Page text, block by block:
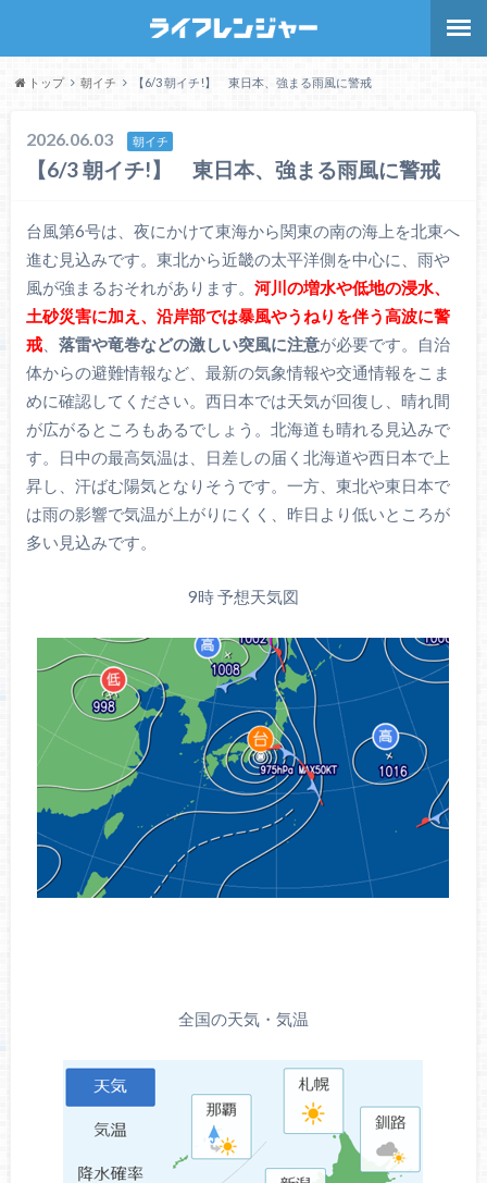
トップ 朝イチ 【6/3 朝イチ!】 東日本、強まる雨風に警戒
2026.06.03 朝イチ
【6/3 朝イチ!】 東日本、強まる雨風に警戒
台風第6号は、夜にかけて東海から関東の南の海上を北東へ
進む見込みです。東北から近畿の太平洋側を中心に、雨や
風が強まるおそれがあります。 河川の増水や低地の浸水、
土砂災害に加え、沿岸部では暴風やうねりを伴う高波に警
戒、 落雷や竜巻などの激しい突風に注意が必要です。自治
体からの避難情報など、最新の気象情報や交通情報をこま
めに確認してください。西日本では天気が回復し、晴れ間
が広がるところもあるでしょう。北海道も晴れる見込みで
す。日中の最高気温は、日差しの届く北海道や西日本で上
昇し、汗ばむ陽気となりそうです。一方、東北や東日本で
は雨の影響で気温が上がりにくく、昨日より低いところが
多い見込みです。
9時 予想天気図
全国の天気・気温